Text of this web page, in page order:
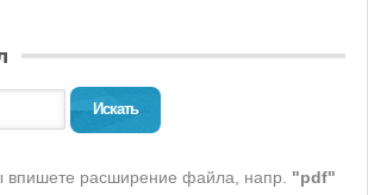
Искать
впишете расширение файла, напр. "pdf"